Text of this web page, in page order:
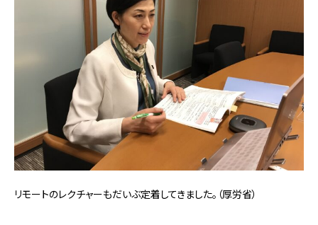
リモートのレクチャーもだいぶ定着してきました。（厚労省）